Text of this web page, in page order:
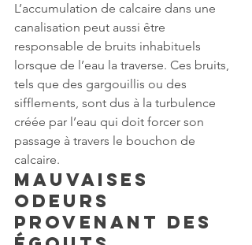
L’accumulation de calcaire dans une
canalisation peut aussi être
responsable de bruits inhabituels
lorsque de l’eau la traverse. Ces bruits,
tels que des gargouillis ou des
sifflements, sont dus à la turbulence
créée par l’eau qui doit forcer son
passage à travers le bouchon de
calcaire.
Mauvaises
odeurs
provenant des